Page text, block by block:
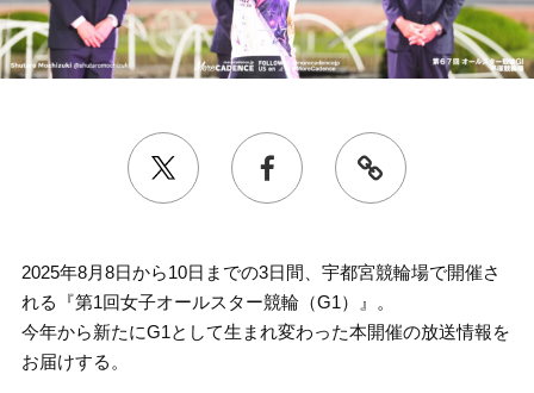
2025年8月8日から10日までの3日間、宇都宮競輪場で開催さ
れる『第1回女子オールスター競輪（G1）』。
今年から新たにG1として生まれ変わった本開催の放送情報を
お届けする。